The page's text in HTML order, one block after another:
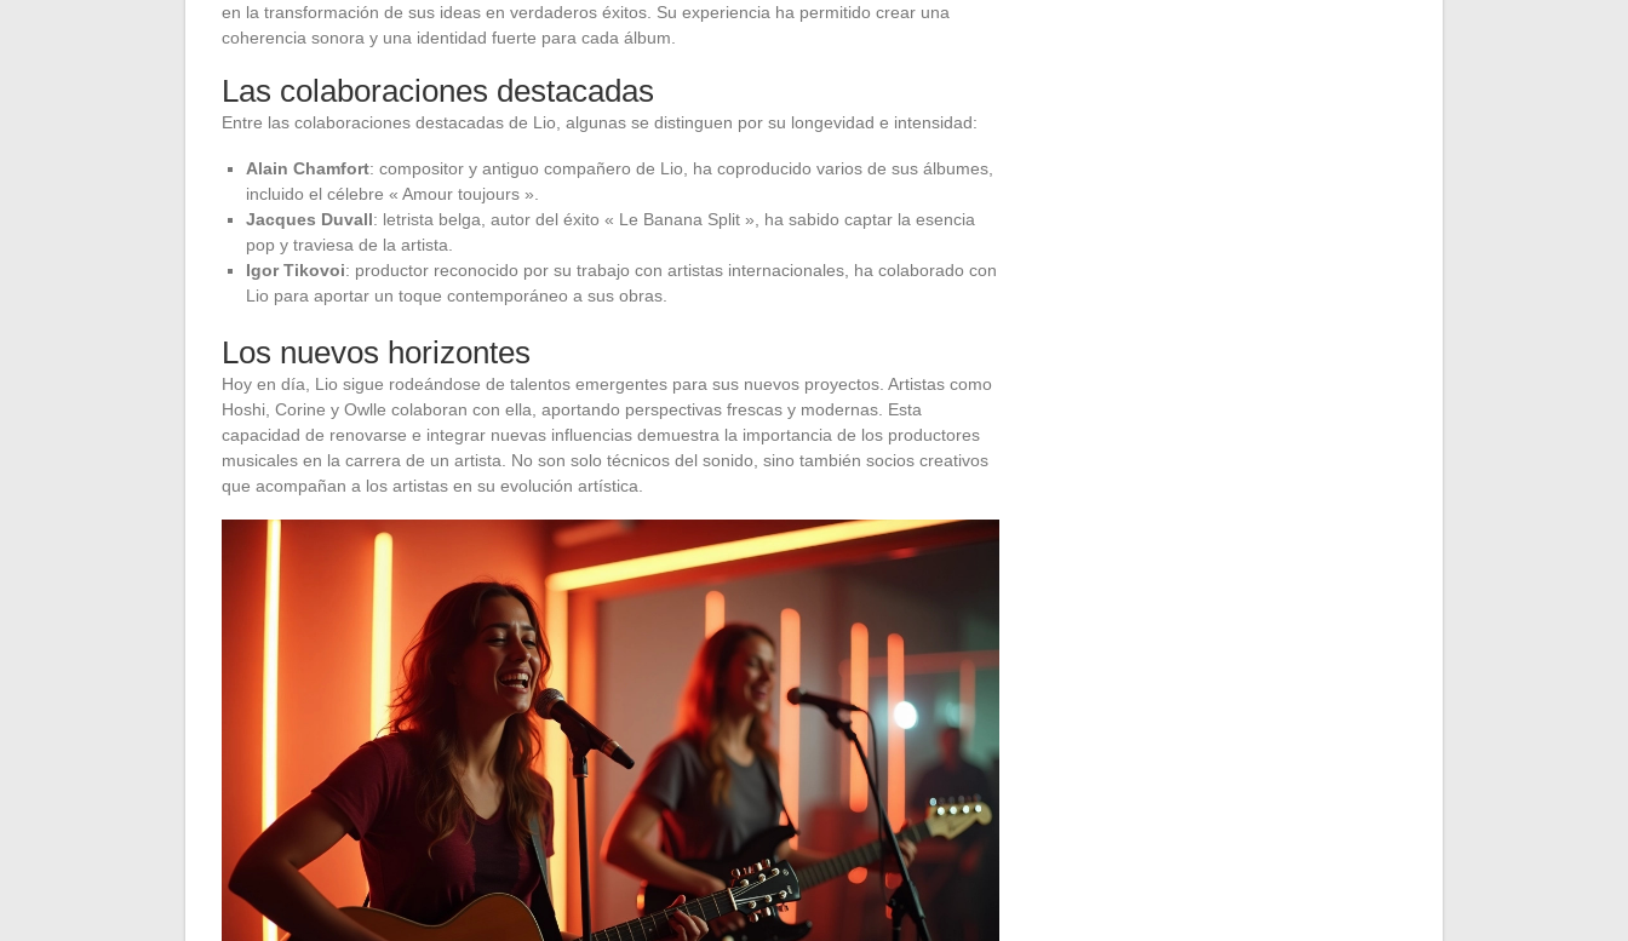
en la transformación de sus ideas en verdaderos éxitos. Su experiencia ha permitido crear una
coherencia sonora y una identidad fuerte para cada álbum.
Las colaboraciones destacadas
Entre las colaboraciones destacadas de Lio, algunas se distinguen por su longevidad e intensidad:
Alain Chamfort: compositor y antiguo compañero de Lio, ha coproducido varios de sus álbumes,
incluido el célebre « Amour toujours ».
Jacques Duvall: letrista belga, autor del éxito « Le Banana Split », ha sabido captar la esencia
pop y traviesa de la artista.
Igor Tikovoi: productor reconocido por su trabajo con artistas internacionales, ha colaborado con
Lio para aportar un toque contemporáneo a sus obras.
Los nuevos horizontes
Hoy en día, Lio sigue rodeándose de talentos emergentes para sus nuevos proyectos. Artistas como
Hoshi, Corine y Owlle colaboran con ella, aportando perspectivas frescas y modernas. Esta
capacidad de renovarse e integrar nuevas influencias demuestra la importancia de los productores
musicales en la carrera de un artista. No son solo técnicos del sonido, sino también socios creativos
que acompañan a los artistas en su evolución artística.